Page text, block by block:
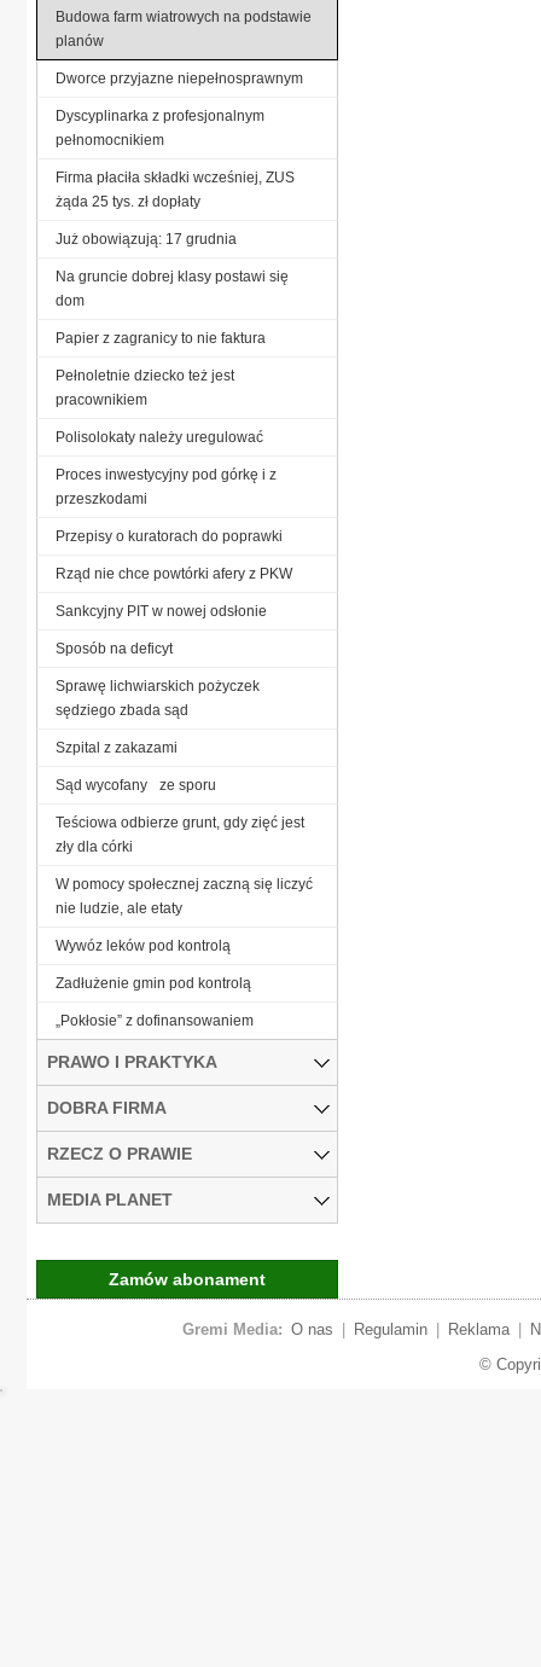
Budowa farm wiatrowych na podstawie
planów
Dworce przyjazne niepełnosprawnym
Dyscyplinarka z profesjonalnym
pełnomocnikiem
Firma płaciła składki wcześniej, ZUS
żąda 25 tys. zł dopłaty
Już obowiązują: 17 grudnia
Na gruncie dobrej klasy postawi się
dom
Papier z zagranicy to nie faktura
Pełnoletnie dziecko też jest
pracownikiem
Polisolokaty należy uregulować
Proces inwestycyjny pod górkę i z
przeszkodami
Przepisy o kuratorach do poprawki
Rząd nie chce powtórki afery z PKW
Sankcyjny PIT w nowej odsłonie
Sposób na deficyt
Sprawę lichwiarskich pożyczek
sędziego zbada sąd
Szpital z zakazami
Sąd wycofany ze sporu
Teściowa odbierze grunt, gdy zięć jest
zły dla córki
W pomocy społecznej zaczną się liczyć
nie ludzie, ale etaty
Wywóz leków pod kontrolą
Zadłużenie gmin pod kontrolą
„Pokłosie” z dofinansowaniem
PRAWO I PRAKTYKA
DOBRA FIRMA
RZECZ O PRAWIE
MEDIA PLANET
Zamów abonament
Gremi Media: O nas Regulamin Reklama
©